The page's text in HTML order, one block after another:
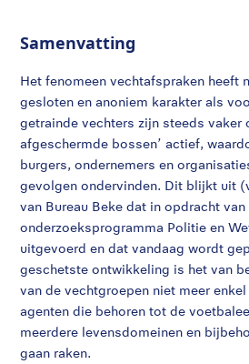
Samenvatting
Het fenomeen vechtafspraken heeft
gesloten en anoniem karakter als
getrainde vechters zijn steeds vaker
afgeschermde bossen’ actief,
burgers, ondernemers en
gevolgen ondervinden. Dit blijkt uit
van Bureau Beke dat in opdracht van
onderzoeksprogramma Politie en
uitgevoerd en dat vandaag wordt
geschetste ontwikkeling is het van
van de vechtgroepen niet meer
agenten die behoren tot de
meerdere levensdomeinen en
gaan raken.